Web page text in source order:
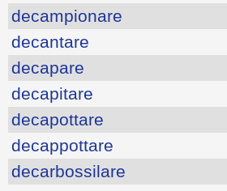
decampionare
decantare
decapare
decapitare
decapottare
decappottare
decarbossilare